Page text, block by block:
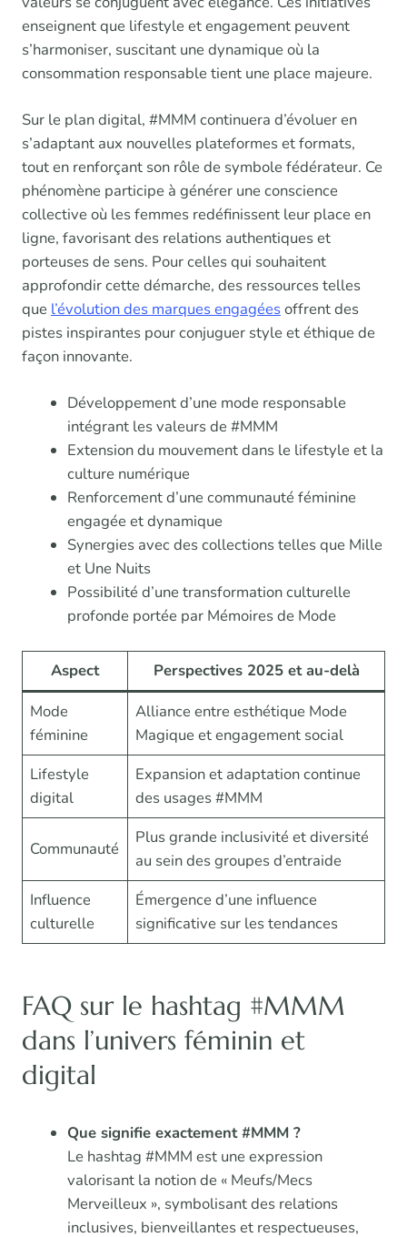
enseignent que lifestyle et engagement peuvent
s’harmoniser, suscitant une dynamique où la
consommation responsable tient une place majeure.
Sur le plan digital, #MMM continuera d’évoluer en
s’adaptant aux nouvelles plateformes et formats,
tout en renforçant son rôle de symbole fédérateur. Ce
phénomène participe à générer une conscience
collective où les femmes redéfinissent leur place en
ligne, favorisant des relations authentiques et
porteuses de sens. Pour celles qui souhaitent
approfondir cette démarche, des ressources telles
que l’évolution des marques engagéesoffrent des
pistes inspirantes pour conjuguer style et éthique de
façon innovante.
Développement d’une mode responsable
intégrant les valeurs de #MMM
Extension du mouvement dans le lifestyle et la
culture numérique
Renforcement d’une communauté féminine
engagée et dynamique
Synergies avec des collections telles que Mille
et Une Nuits
Possibilité d’une transformation culturelle
profonde portée par Mémoires de Mode
Aspect
Perspectives 2025 et au-delà
Mode
féminine
Alliance entre esthétique Mode
Magique et engagement social
Lifestyle
digital
Expansion et adaptation continue
des usages #MMM
Communauté
Plus grande inclusivité et diversité
au sein des groupes d’entraide
Influence
culturelle
Émergence d’une influence
significative sur les tendances
FAQ sur le hashtag #MMM
dans l’univers féminin et
digital
Que signifie exactement #MMM ?
Le hashtag #MMM est une expression
valorisant la notion de « Meufs/Mecs
Merveilleux », symbolisant des relations
inclusives, bienveillantes et respectueuses,